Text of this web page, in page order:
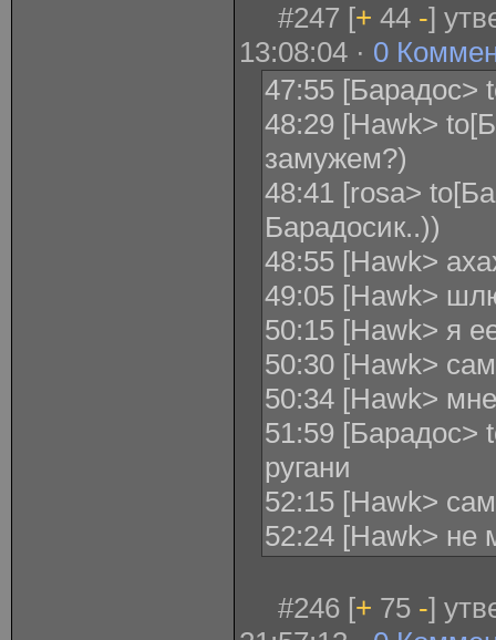
#247 [+ 44 -]
13:08:04 · 0
47:55 [Барадос>
48:29 [Hawk>
замужем?)
48:41 [rosa>
Барадосик..))
48:55 [Hawk>
49:05 [Hawk>
50:15 [Hawk> я
50:30 [Hawk>
50:34 [Hawk>
51:59 [Барадос>
ругани
52:15 [Hawk>
52:24 [Hawk> не
#246 [+ 75 -]